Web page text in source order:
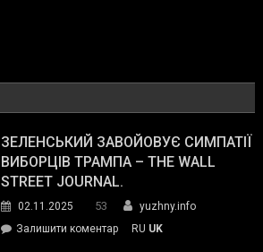
ЗЕЛЕНСЬКИЙ ЗАВОЙОВУЄ СИМПАТІЇ
ВИБОРЦІВ ТРАМПА – THE WALL
STREET JOURNAL.
02.11.2025 53
yuzhny.info
Залишити коментарon
RU UK